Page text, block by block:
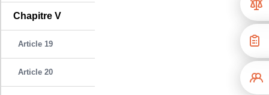
Chapitre V
Article 19
Article 20